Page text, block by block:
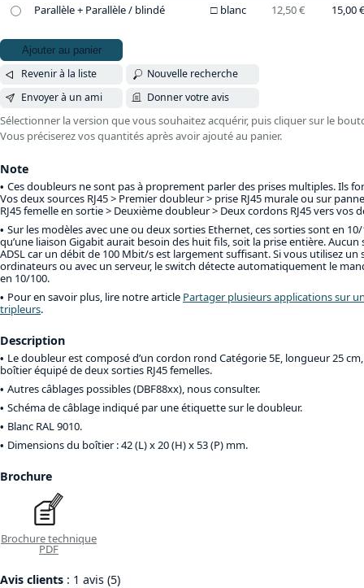
Parallèle + Parallèle / blindé
blanc 12,50 € 15,00 €
Ajouter au panier
Revenir à la liste
Nouvelle recherche
Envoyer à un ami
Donner votre avis
Sélectionner la version que vous souhaitez acquérir, puis cliquer sur le
Vous préciserez vos quantités après avoir ajouté au panier.
Note
Ces doubleurs ne sont pas à proprement parler des prises multiples. Ils
Vos deux sources RJ45 > Premier doubleur > prise RJ45 murale ou sur
RJ45 femelle en sortie > Deuxième doubleur > Deux cordons RJ45 vers vos
Sur les modèles avec une ou deux sorties Ethernet, ces sorties sont en
qu’une liaison Gigabit aurait besoin des huit fils, soit la prise entière.
ADSL car un débit de 100 Mbit/s est largement suffisant. Si vous utilisez
ordinateurs ou avec un serveur, le switch détecte automatiquement le
en 10/100.
Pour en savoir plus, lire notre article Partager plusieurs applications sur
tripleurs.
Description
Le doubleur est composé d’un cordon rond Catégorie 5E, longueur 25
boîtier équipé de deux sorties RJ45 femelles.
Autres câblages possibles (DBF88xx), nous consulter.
Schéma de câblage indiqué par une étiquette sur le doubleur.
Blanc RAL 9010.
Dimensions du boîtier : 42 (L) x 20 (H) x 53 (P) mm.
Brochure
Brochure technique
PDF
Avis clients : 1 avis (5)